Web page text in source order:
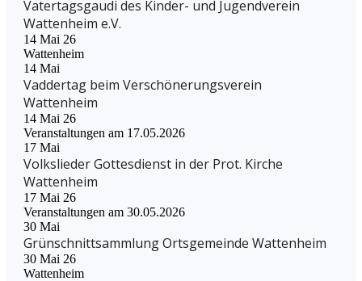
Vatertagsgaudi des Kinder- und Jugendverein
Wattenheim e.V.
14 Mai 26
Wattenheim
14 Mai
Vaddertag beim Verschönerungsverein
Wattenheim
14 Mai 26
Veranstaltungen am 17.05.2026
17 Mai
Volkslieder Gottesdienst in der Prot. Kirche
Wattenheim
17 Mai 26
Veranstaltungen am 30.05.2026
30 Mai
Grünschnittsammlung Ortsgemeinde Wattenheim
30 Mai 26
Wattenheim